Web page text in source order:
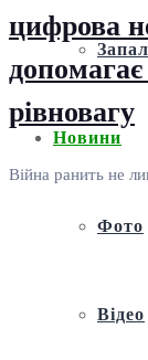
Новини
Фото
Відео
цифрова
рівновагу
Війна ранить не